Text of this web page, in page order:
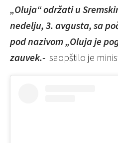
„Oluja“ održati u
nedelju, 3. avgusta, sa
pod nazivom „Oluja je
zauvek.- saopštilo je